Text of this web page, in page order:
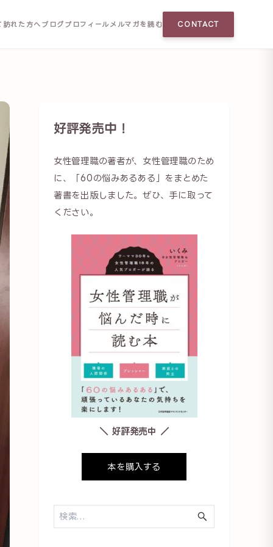
訪れた方へ ブログ プロフィール メルマガを読む CONTACT
好評発売中！
女性管理職の著者が、女性管理職のため
に、「60の悩みあるある」をまとめた
著書を出版しました。ぜひ、手に取って
ください。
＼ 好評発売中 ／
本を購入する